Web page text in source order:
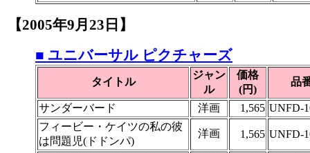
【2005年9月23日】
■ ユニバーサル ピクチャーズ
タイトル
ジャン
ル
価格
(円)
品
サンダーバード 洋画 1,565 UNFD-
フィービー・ケイツの私の彼
は問題児(ドドンパ)
洋画 1,565 UNFD-